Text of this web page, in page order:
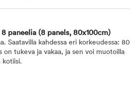
8 paneelia (8 panels, 80x100cm)
Saatavilla kahdessa eri korkeudessa: 80
tukeva ja vakaa, ja sen voi muotoilla
kotiisi.